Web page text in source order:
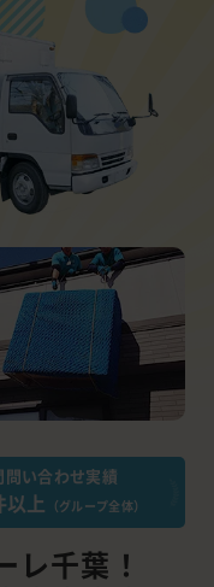
問い合わせ実績
以上 （グループ全体）
レ千葉！